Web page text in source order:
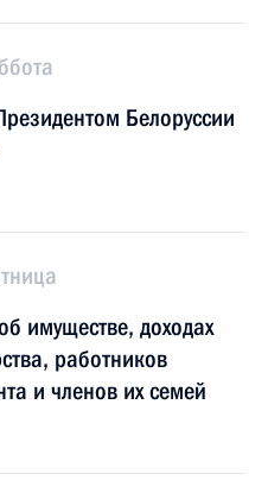
Белоруссии
имуществе, доходах
работников
и членов их семей